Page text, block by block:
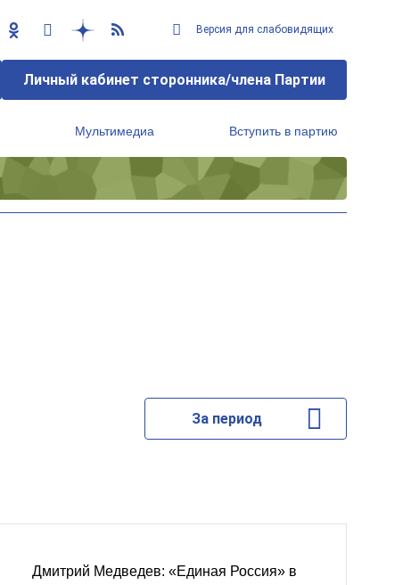
Версия для слабовидящих
Личный кабинет сторонника/члена Партии
Мультимедиа Вступить в партию
За период
Дмитрий Медведев: «Единая Россия» в